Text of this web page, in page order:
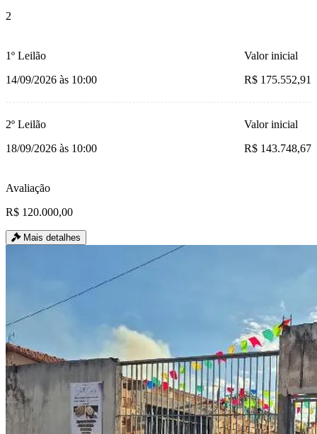
2
1º Leilão
14/09/2026 às 10:00
Valor inicial
R$ 175.552,91
2º Leilão
18/09/2026 às 10:00
Valor inicial
R$ 143.748,67
Avaliação
R$ 120.000,00
Mais detalhes